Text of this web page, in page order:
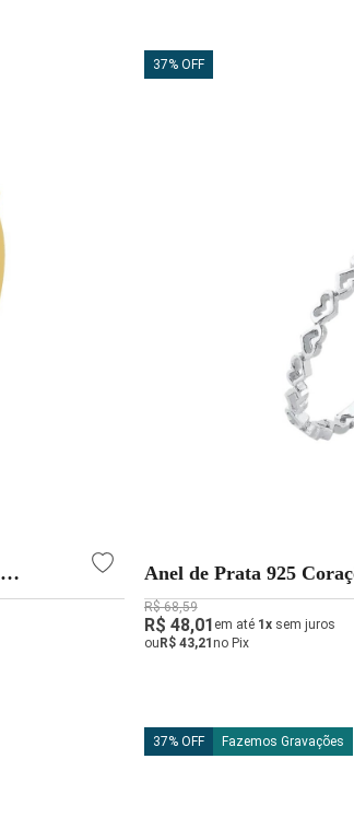
37% OFF
Anel de Prata 925
R$ 68,59
R$ 48,01 em até 1xsem juros
ou R$ 43,21 no Pix
37% OFF Fazemos Gravações